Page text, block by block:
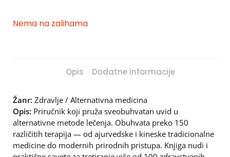
Nema na zalihama
Opis Dodatne informacije
Žanr: Zdravlje / Alternativna medicina
Opis: Priručnik koji pruža sveobuhvatan uvid u
alternativne metode lečenja. Obuhvata preko 150
različitih terapija — od ajurvedske i kineske tradicionalne
medicine do modernih prirodnih pristupa. Knjiga nudi i